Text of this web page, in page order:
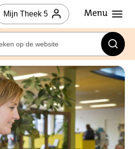
Mijn Theek 5